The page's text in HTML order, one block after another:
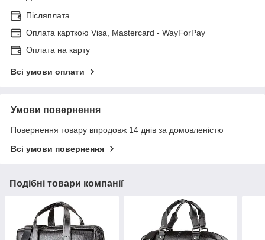
Післяплата
Оплата карткою Visa, Mastercard - WayForPay
Оплата на карту
Всі умови оплати
Умови повернення
Повернення товару впродовж 14 днів за домовленістю
Всі умови повернення
Подібні товари компанії